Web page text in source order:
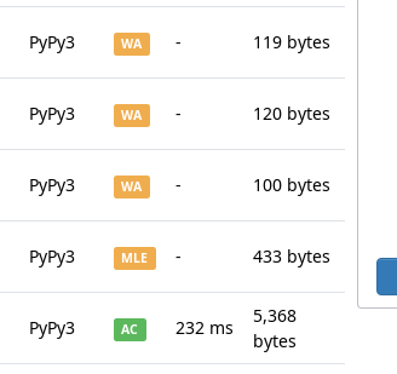
PyPy3 WA - 119 bytes
PyPy3 WA - 120 bytes
PyPy3 WA - 100 bytes
PyPy3 MLE - 433 bytes
PyPy3 AC 232 ms
5,368
bytes